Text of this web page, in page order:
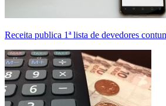
Receita publica 1ª lista de devedores